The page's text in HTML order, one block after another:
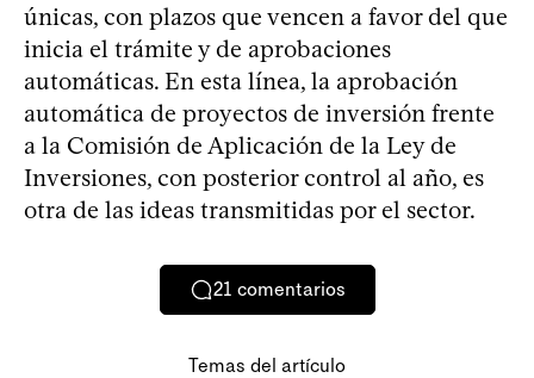
únicas, con plazos que vencen a favor del que
inicia el trámite y de aprobaciones
automáticas. En esta línea, la aprobación
automática de proyectos de inversión frente
a la Comisión de Aplicación de la Ley de
Inversiones, con posterior control al año, es
otra de las ideas transmitidas por el sector.
21 comentarios
Temas del artículo